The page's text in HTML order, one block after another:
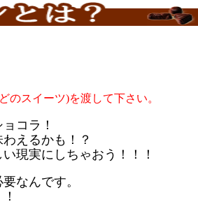
のスイーツ)を渡して下さい。
コラ！
えるかも！？
現実にしちゃおう！！！
なんです。